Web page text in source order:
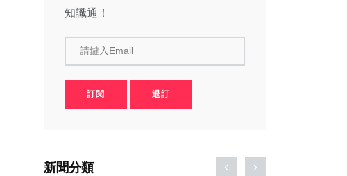
知識通！
請鍵入Email
訂閱 退訂
新聞分類